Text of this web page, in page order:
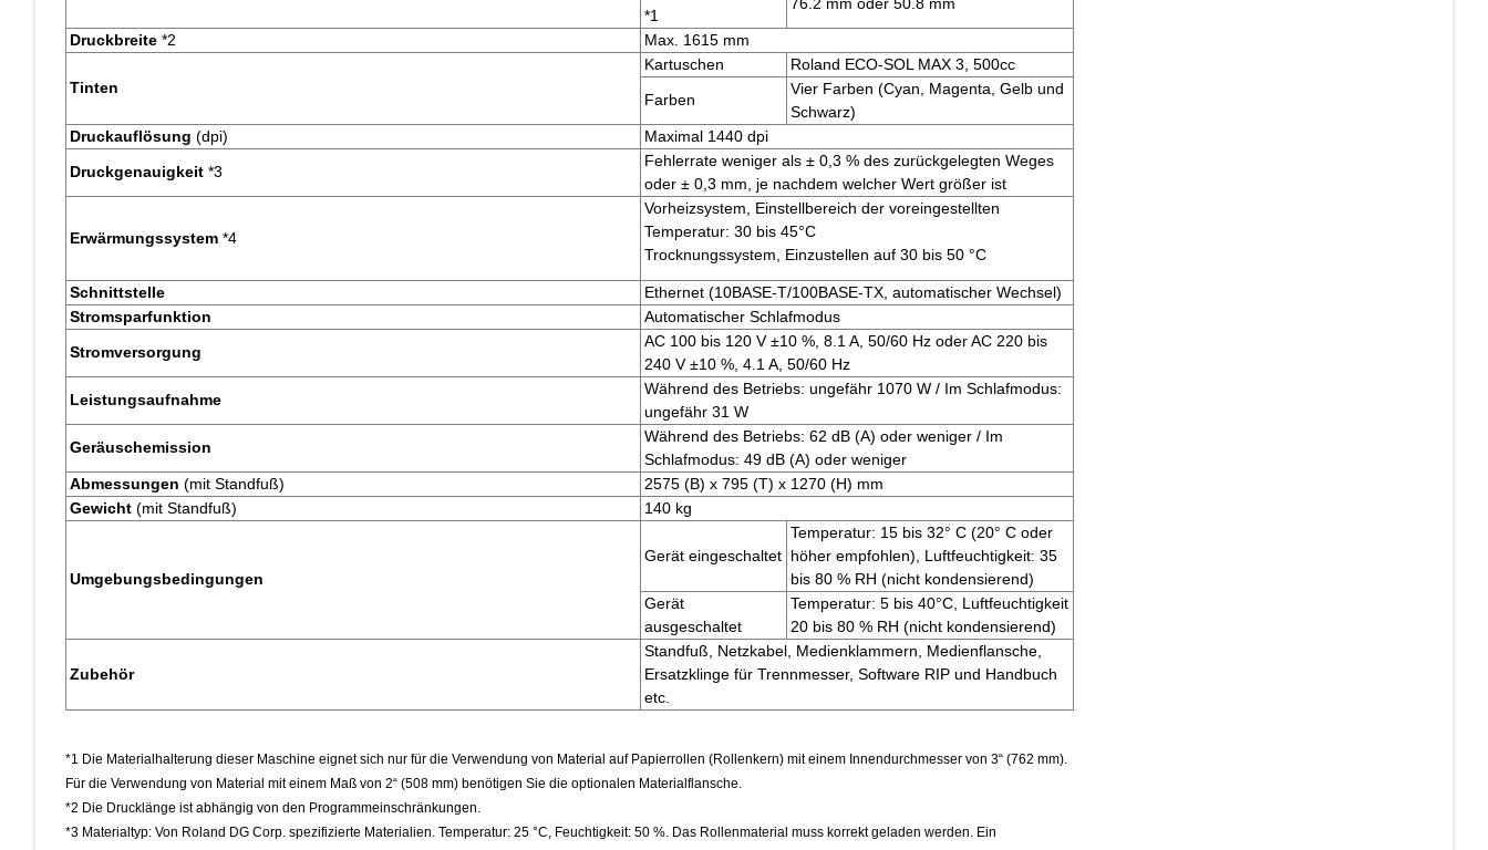
*1
Druckbreite *2 Max. 1615 mm
Tinten
Kartuschen
Roland ECO-SOL MAX 3, 500cc
Farben
Vier Farben (Cyan, Magenta, Gelb und
Schwarz)
Druckauflösung (dpi)
Maximal 1440 dpi
Druckgenauigkeit *3
Fehlerrate weniger als ± 0,3 % des zurückgelegten Weges
oder ± 0,3 mm, je nachdem welcher Wert größer ist
Erwärmungssystem *4
Vorheizsystem, Einstellbereich der voreingestellten
Temperatur: 30 bis 45°C
Trocknungssystem, Einzustellen auf 30 bis 50 °C
Schnittstelle
Ethernet (10BASE-T/100BASE-TX, automatischer Wechsel)
Stromsparfunktion
Automatischer Schlafmodus
Stromversorgung
AC 100 bis 120 V ±10 %, 8.1 A, 50/60 Hz oder AC 220 bis
240 V ±10 %, 4.1 A, 50/60 Hz
Leistungsaufnahme
Während des Betriebs: ungefähr 1070 W / Im Schlafmodus:
ungefähr 31 W
Geräuschemission
Während des Betriebs: 62 dB (A) oder weniger / Im
Schlafmodus: 49 dB (A) oder weniger
Abmessungen (mit Standfuß)
2575 (B) x 795 (T) x 1270 (H) mm
Gewicht (mit Standfuß) 140 kg
Umgebungsbedingungen
Gerät eingeschaltet
Temperatur: 15 bis 32° C (20° C oder
höher empfohlen), Luftfeuchtigkeit: 35
bis 80 % RH (nicht kondensierend)
Gerät
ausgeschaltet
Temperatur: 5 bis 40°C, Luftfeuchtigkeit
20 bis 80 % RH (nicht kondensierend)
Zubehör
Standfuß, Netzkabel, Medienklammern, Medienflansche,
Ersatzklinge für Trennmesser, Software RIP und Handbuch
etc.
*1 Die Materialhalterung dieser Maschine eignet sich nur für die Verwendung von Material auf Papierrollen (Rollenkern) mit einem Innendurchmesser von 3“ (762 mm).
Für die Verwendung von Material mit einem Maß von 2“ (508 mm) benötigen Sie die optionalen Materialflansche.
*2 Die Drucklänge ist abhängig von den Programmeinschränkungen.
*3 Materialtyp: Von Roland DG Corp. spezifizierte Materialien. Temperatur: 25 °C, Feuchtigkeit: 50 %. Das Rollenmaterial muss korrekt geladen werden. Ein